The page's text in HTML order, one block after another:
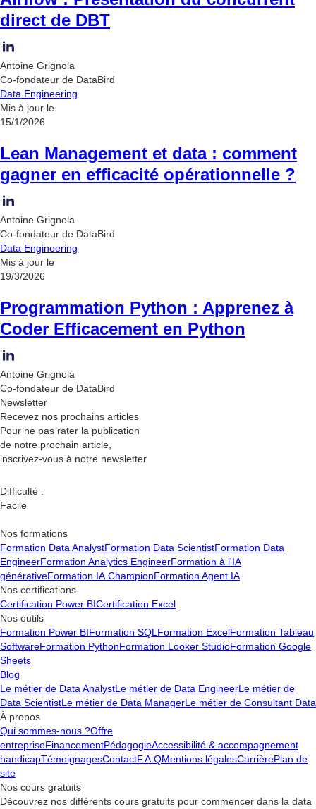
direct de DBT
Antoine Grignola
Co-fondateur de DataBird
Data Engineering
Mis à jour le
15/1/2026
Lean Management et data : comment
gagner en efficacité opérationnelle ?
Antoine Grignola
Co-fondateur de DataBird
Data Engineering
Mis à jour le
19/3/2026
Programmation Python : Apprenez à
Coder Efficacement en Python
Antoine Grignola
Co-fondateur de DataBird
Newsletter
Recevez nos prochains articles
Pour ne pas rater la publication
de notre prochain article,
inscrivez-vous à notre newsletter
Difficulté :
Facile
Nos formations
Formation Data AnalystFormation Data ScientistFormation Data
EngineerFormation Analytics EngineerFormation à l'IA
générativeFormation IA ChampionFormation Agent IA
Nos certifications
Certification Power BICertification Excel
Nos outils
Formation Power BIFormation SQL Formation ExcelFormation Tableau
SoftwareFormation PythonFormation Looker StudioFormation Google
Sheets
Blog
Le métier de Data AnalystLe métier de Data EngineerLe métier de
Data ScientistLe métier de Data ManagerLe métier de Consultant Data
À propos
Qui sommes-nous ?Offre
entrepriseFinancementPédagogieAccessibilité & accompagnement
handicapTémoignagesContactF.A.QMentions légalesCarrièrePlan de
site
Nos cours gratuits
Découvrez nos différents cours gratuits pour commencer dans la data